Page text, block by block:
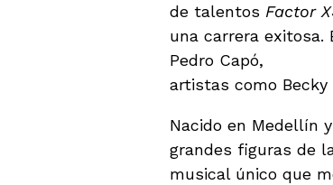
de talentos Factor
una carrera exitosa.
Pedro Capó,
artistas como
Nacido en Medellín
grandes figuras de
musical único que